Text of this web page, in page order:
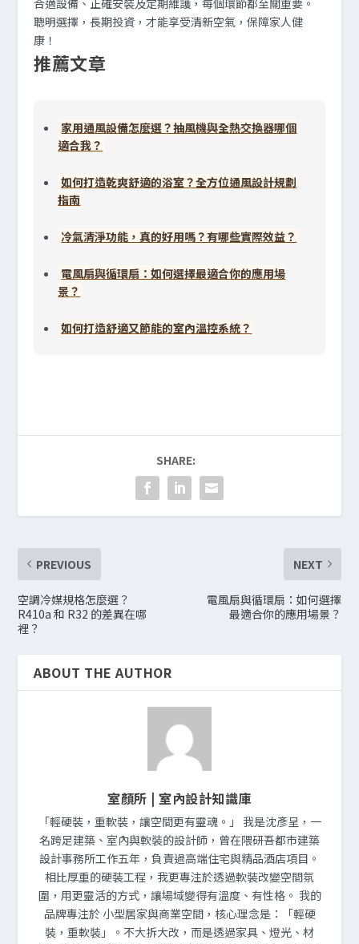
聰明選擇，長期投資，才能享受清新空氣，保障家人健
康！
推薦文章
家用通風設備怎麼選？抽風機與全熱交換器哪個
適合我？
如何打造乾爽舒適的浴室？全方位通風設計規劃
指南
冷氣清淨功能，真的好用嗎？有哪些實際效益？
電風扇與循環扇：如何選擇最適合你的應用場
景？
如何打造舒適又節能的室內溫控系統？
SHARE:
PREVIOUS
空調冷媒規格怎麼選？
R410a 和 R32 的差異在哪
裡？
NEXT
電風扇與循環扇：如何選擇
最適合你的應用場景？
ABOUT THE AUTHOR
室顏所 | 室內設計知識庫
「輕硬裝，重軟裝，讓空間更有靈魂。」 我是沈彥呈，一
名跨足建築、室內與軟裝的設計師，曾在隈研吾都市建築
設計事務所工作五年，負責過高端住宅與精品酒店項目。
相比厚重的硬裝工程，我更專注於透過軟裝改變空間氛
圍，用更靈活的方式，讓場域變得有溫度、有性格。 我的
品牌專注於 小型居家與商業空間，核心理念是：「輕硬
裝，重軟裝」。不大拆大改，而是透過家具、燈光、材